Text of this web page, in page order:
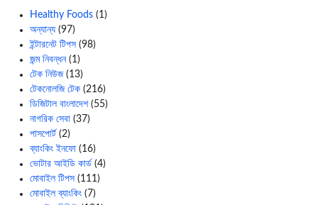
Healthy Foods (1)
অন্যান্য (97)
ইন্টারনেট টিপস (98)
জন্ম নিবন্ধন(1)
টেক নিউজ(13)
টেকনোলজি টেক (216)
ডিজিটাল বাংলাদেশ(55)
নাগরিক সেবা (37)
পাসপোর্ট (2)
ব্যাংকিং ইনফো (16)
ভোটার আইডি কার্ড (4)
মোবাইল টিপস (111)
মোবাইল ব্যাংকিং (7)